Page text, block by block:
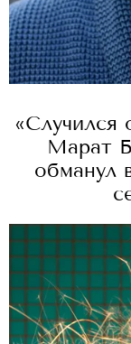
«Случился
Марат
обманул